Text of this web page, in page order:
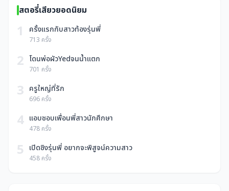
สตอรี่เสียวยอดนิยม
1 ครั้งแรกกับสาวท้องรุ่นพี่
713 ครั้ง
2 โดนพ่อผัวYedจนน้ำแตก
701 ครั้ง
3 ครูใหญ่ที่รัก
696 ครั้ง
4 แอบชอบเพื่อนพี่สาวนักศึกษา
478 ครั้ง
5 เปิดซิงรุ่นพี่ อยากจะพิสูจน์ความสาว
458 ครั้ง